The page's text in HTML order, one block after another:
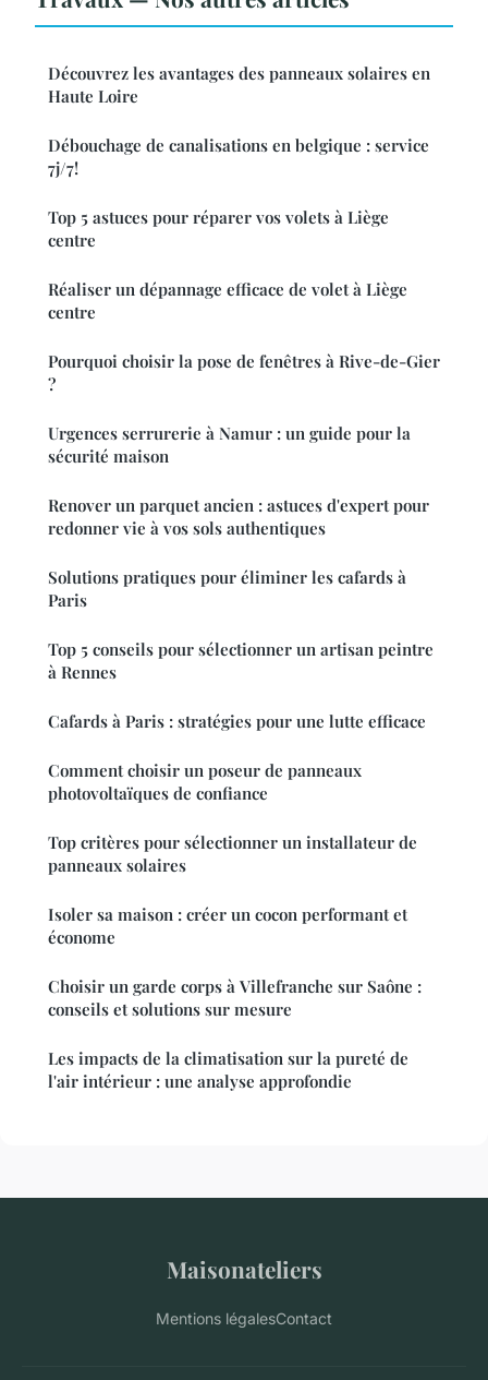
Découvrez les avantages des panneaux solaires en
Haute Loire
Débouchage de canalisations en belgique : service
7j/7!
Top 5 astuces pour réparer vos volets à Liège
centre
Réaliser un dépannage efficace de volet à Liège
centre
Pourquoi choisir la pose de fenêtres à Rive-de-Gier
?
Urgences serrurerie à Namur : un guide pour la
sécurité maison
Renover un parquet ancien : astuces d'expert pour
redonner vie à vos sols authentiques
Solutions pratiques pour éliminer les cafards à
Paris
Top 5 conseils pour sélectionner un artisan peintre
à Rennes
Cafards à Paris : stratégies pour une lutte efficace
Comment choisir un poseur de panneaux
photovoltaïques de confiance
Top critères pour sélectionner un installateur de
panneaux solaires
Isoler sa maison : créer un cocon performant et
économe
Choisir un garde corps à Villefranche sur Saône :
conseils et solutions sur mesure
Les impacts de la climatisation sur la pureté de
l'air intérieur : une analyse approfondie
Maisonateliers
Mentions légalesContact